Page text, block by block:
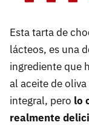
Esta tarta de
lácteos, es una
ingrediente que
al aceite de
integral, pero lo
realmente